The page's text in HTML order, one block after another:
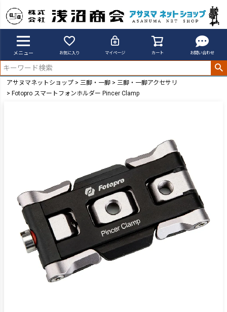
メニュー お気に入り マイページ カート お問い合わせ
アサヌマネットショップ 三脚・一脚
三脚・一脚アクセサリ
Fotopro スマートフォンホルダー Pincer Clamp